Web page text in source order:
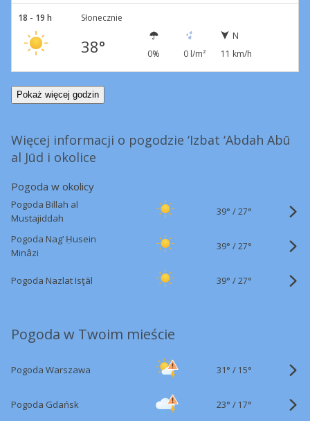
18 - 19 h Słonecznie
38° 0% 0 l/m²
N
11 km/h
Pokaż więcej godzin
Więcej informacji o pogodzie ‘Izbat ‘Abdah Abū
al Jūd i okolice
Pogoda w okolicy
Pogoda Billah al
Mustajiddah
39° /27°
Pogoda Nag‘ Ḥusein
Minâzi
39° /27°
Pogoda Nazlat Isţāl 39° /27°
Pogoda w Twoim mieście
Pogoda Warszawa 31° / 15°
Pogoda Gdańsk 23° / 17°